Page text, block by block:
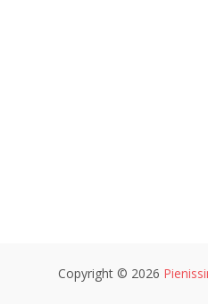
Copyright © 2026